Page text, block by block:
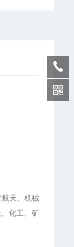
天、机械
化工、矿